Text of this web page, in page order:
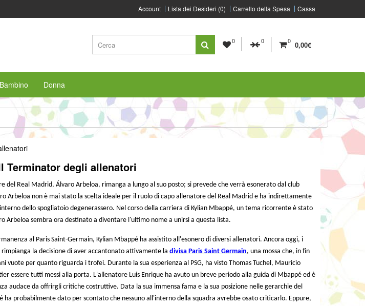
Account Lista dei Desideri (0) Carrello della Spesa Cassa
0 0 0 0,00€
Bambino Donna
Terminator degli allenatori
del Real Madrid, Álvaro Arbeloa, rimanga a lungo al suo posto; si prevede che verrà esonerato dal club
Arbeloa non è mai stato la scelta ideale per il ruolo di capo allenatore del Real Madrid e ha indirettamente
dello spogliatoio degenerassero. Nel corso della carriera di Kylian Mbappé, un tema ricorrente è stato
Arbeloa sembra ora destinato a diventare l'ultimo nome a unirsi a questa lista.
al Paris Saint-Germain, Kylian Mbappé ha assistito all'esonero di diversi allenatori. Ancora oggi, i
la decisione di aver accantonato attivamente la divisa Paris Saint Germain, una mossa che, in fin
vuote per quanto riguarda i trofei. Durante la sua esperienza al PSG, ha visto Thomas Tuchel, Mauricio
essere tutti messi alla porta. L'allenatore Luis Enrique ha avuto un breve periodo alla guida di Mbappé ed è
audace da offrirgli critiche costruttive. Data la sua immensa fama e la sua posizione nelle gerarchie del
ha probabilmente dato per scontato che nessuno all'interno della squadra avrebbe osato criticarlo. Eppure,